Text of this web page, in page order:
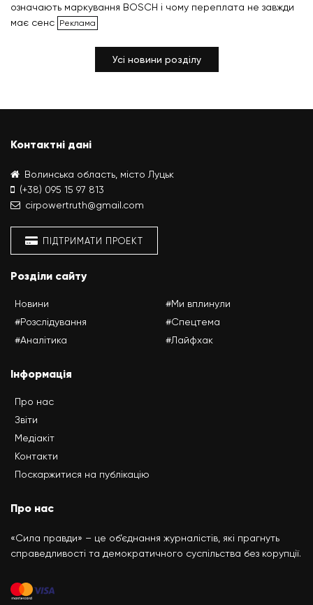
означають маркування BOSCH і чому переплата не завжди
має сенс
Усі новини розділу
Контактні дані
Волинська область, місто Луцьк
(+38) 095 15 97 813
cirpowertruth@gmail.com
ПІДТРИМАТИ ПРОЕКТ
Розділи сайту
Новини
#Розслідування
#Аналітика
#Ми вплинули
#Спецтема
#Лайфхак
Інформація
Про нас
Звіти
Медіакіт
Контакти
Поскаржитися на публікацію
Про нас
«Сила правди» – це об’єднання журналістів, які прагнуть
справедливості та демократичного суспільства без корупції.